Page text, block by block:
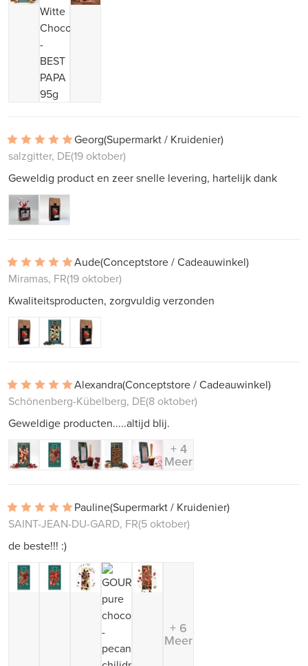
Georg(Supermarkt / Kruidenier)
salzgitter, DE(19 oktober)
Geweldig product en zeer snelle levering, hartelijk dank
Aude(Conceptstore / Cadeauwinkel)
Miramas, FR(19 oktober)
Kwaliteitsproducten, zorgvuldig verzonden
Alexandra(Conceptstore / Cadeauwinkel)
Schönenberg-Kübelberg, DE(8 oktober)
Geweldige producten.....altijd blij.
+ 4
Meer
Pauline(Supermarkt / Kruidenier)
SAINT-JEAN-DU-GARD, FR(5 oktober)
de beste!!! :)
+ 6
Meer